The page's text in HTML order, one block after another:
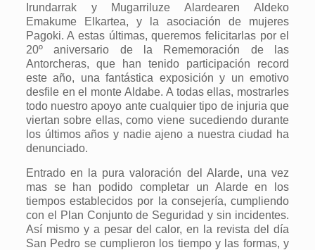
Irundarrak y Mugarriluze Alardearen Aldeko
Emakume Elkartea, y la asociación de mujeres
Pagoki. A estas últimas, queremos felicitarlas por el
20º aniversario de la Rememoración de las
Antorcheras, que han tenido participación record
este año, una fantástica exposición y un emotivo
desfile en el monte Aldabe. A todas ellas, mostrarles
todo nuestro apoyo ante cualquier tipo de injuria que
viertan sobre ellas, como viene sucediendo durante
los últimos años y nadie ajeno a nuestra ciudad ha
denunciado.
Entrado en la pura valoración del Alarde, una vez
mas se han podido completar un Alarde en los
tiempos establecidos por la consejería, cumpliendo
con el Plan Conjunto de Seguridad y sin incidentes.
Así mismo y a pesar del calor, en la revista del día
San Pedro se cumplieron los tiempo y las formas, y